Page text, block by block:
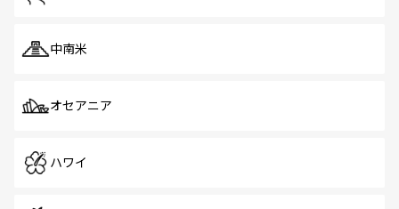
中南米
オセアニア
ハワイ